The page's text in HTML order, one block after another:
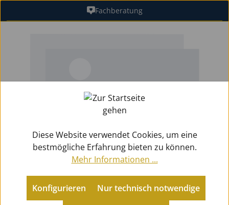
Zum Hauptinhalt springenFachberatung
Zubehör Ersatzteile Holz
Diese Website verwendet Cookies, um eine
bestmögliche Erfahrung bieten zu können.
Mehr Informationen ...
Konfigurieren Nur technisch notwendige